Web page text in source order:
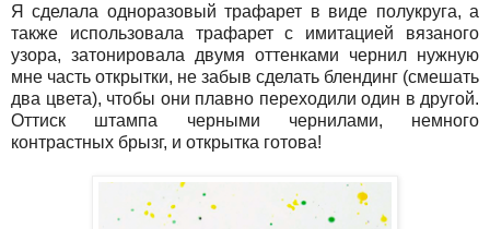
Я сделала одноразовый трафарет в виде полукруга, а
также использовала трафарет с имитацией вязаного
узора, затонировала двумя оттенками чернил нужную
мне часть открытки, не забыв сделать блендинг (смешать
два цвета), чтобы они плавно переходили один в другой.
Оттиск штампа черными чернилами, немного
контрастных брызг, и открытка готова!